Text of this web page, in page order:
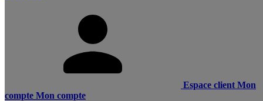
Espace client Mon
compte Mon compte